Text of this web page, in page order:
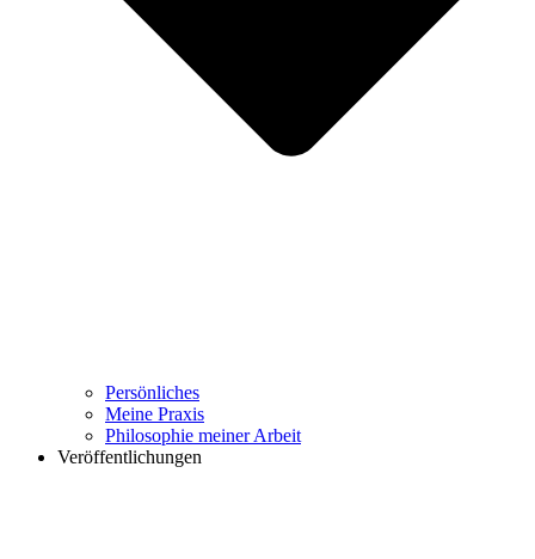
Persönliches
Meine Praxis
Philosophie meiner Arbeit
Veröffentlichungen